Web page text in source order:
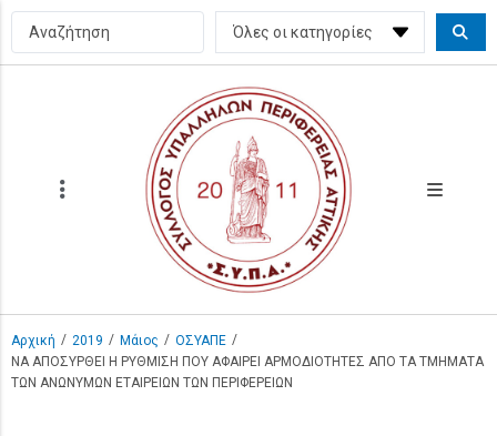
Αρχική / 2019 / Μάιος / ΟΣΥΑΠΕ /
ΝΑ ΑΠΟΣΥΡΘΕΙ Η ΡΥΘΜΙΣΗ ΠΟΥ ΑΦΑΙΡΕΙ ΑΡΜΟΔΙΟΤΗΤΕΣ ΑΠΟ ΤΑ ΤΜΗΜΑΤΑ
ΤΩΝ ΑΝΩΝΥΜΩΝ ΕΤΑΙΡΕΙΩΝ ΤΩΝ ΠΕΡΙΦΕΡΕΙΩΝ